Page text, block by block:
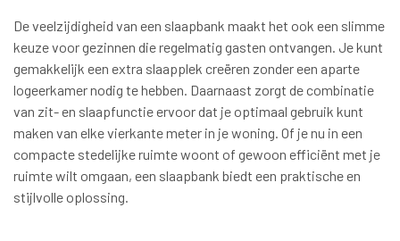
De veelzijdigheid van een slaapbank maakt het ook een slimme
keuze voor gezinnen die regelmatig gasten ontvangen. Je kunt
gemakkelijk een extra slaapplek creëren zonder een aparte
logeerkamer nodig te hebben. Daarnaast zorgt de combinatie
van zit- en slaapfunctie ervoor dat je optimaal gebruik kunt
maken van elke vierkante meter in je woning. Of je nu in een
compacte stedelijke ruimte woont of gewoon efficiënt met je
ruimte wilt omgaan, een slaapbank biedt een praktische en
stijlvolle oplossing.